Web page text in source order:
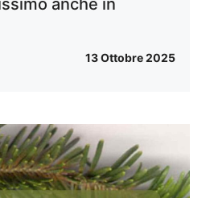
anche in
13 Ottobre 2025